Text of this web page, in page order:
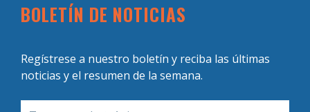
BOLETÍN DE NOTICIAS
Regístrese a nuestro boletín y reciba las últimas
noticias y el resumen de la semana.